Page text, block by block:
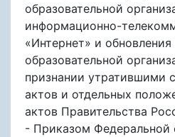
образовательной
информационно-
«Интернет» и
образовательной
признании утратившими
актов и отдельных
актов Правительства
- Приказом Федеральной